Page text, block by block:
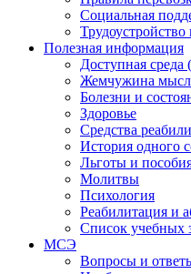
Социальная
Полезная информация
Доступная среда
Жемчужина
Болезни и
Здоровье
Средства
История одного
Льготы и
Молитвы
Психология
Реабилитация и
Список учебных
МСЭ
Вопросы и